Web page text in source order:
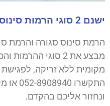
ישנם 2 סוגי הרמות סינוס עיקריים
הרמת סינוס סגורה והרמת
מבצע את 2 סוגי
מקומית ללא זריקה, לפגישת
ונחזור אליכם בהקדם.